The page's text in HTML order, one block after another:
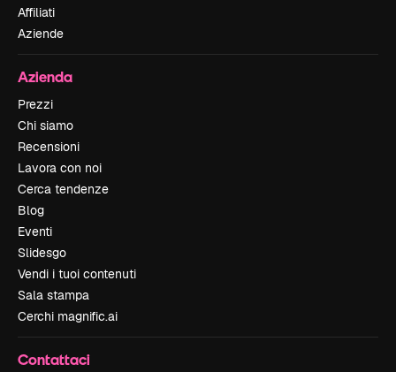
Affiliati
Aziende
Azienda
Prezzi
Chi siamo
Recensioni
Lavora con noi
Cerca tendenze
Blog
Eventi
Slidesgo
Vendi i tuoi contenuti
Sala stampa
Cerchi magnific.ai
Contattaci